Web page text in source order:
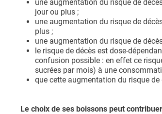
une augmentation du risque de
jour ou plus ;
une augmentation du risque de
plus ;
une augmentation du risque de
le risque de décès est dose-
confusion possible : en effet ce
sucrées par mois) à une
que cette augmentation du risque
Le choix de ses boissons peut